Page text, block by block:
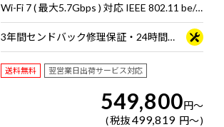
Wi-Fi 7 ( 最大5.7Gbps ) 対応 IEEE 802.11 be/ax/ac/a/b/g/n準拠 ＋ Bluetooth 5内蔵
3年間センドバック修理保証・24時間×365日電話サポート
送料無料 翌営業日出荷サービス対応
549,800円～
税抜 499,819 円～